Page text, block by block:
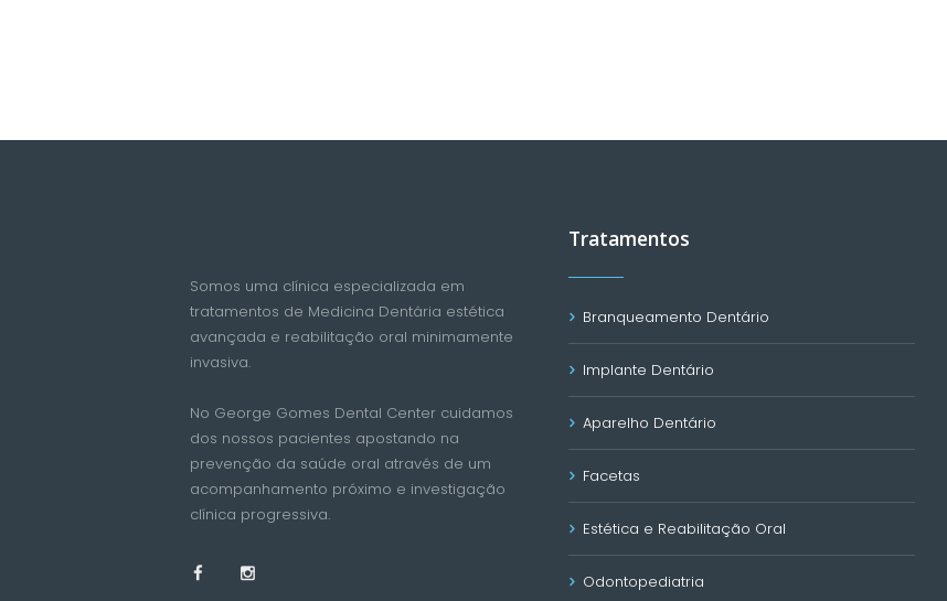
Somos uma clínica especializada em
tratamentos de Medicina Dentária estética
avançada e reabilitação oral minimamente
invasiva.
No George Gomes Dental Center cuidamos
dos nossos pacientes apostando na
prevenção da saúde oral através de um
acompanhamento próximo e investigação
clínica progressiva.
Tratamentos
Branqueamento Dentário
Implante Dentário
Aparelho Dentário
Facetas
Estética e Reabilitação Oral
Odontopediatria